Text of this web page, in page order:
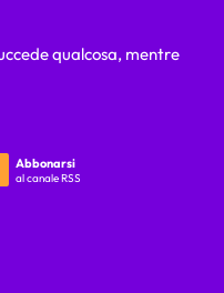
qualcosa, mentre
Abbonarsi
al canale RSS